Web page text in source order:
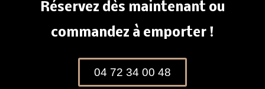
Réservez dès maintenant ou
commandez à emporter !
04 72 34 00 48